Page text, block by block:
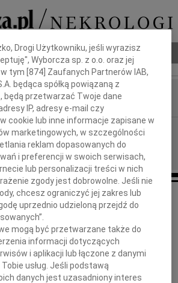
Poradnik pogrzebowy
Warszawa
14.08.2025
Wyrazy głębokiego współczucia
naszej koleżance
Joannie Góreckiej
Drogi Użytkowniku, jeśli wyrazisz
Wyborcza sp. z o.o. oraz jej
tym [874] Zaufanych Partnerów IAB,
będąca spółką powiązaną z
będą przetwarzać Twoje dane
IP, adresy e-mail czy
cookie lub inne informacje zapisane w
marketingowych, w szczególności
reklam dopasowanych do
i preferencji w swoich serwisach,
lub personalizacji treści w nich
zgody jest dobrowolne. Jeśli nie
chcesz ograniczyć jej zakres lub
uprzednio udzieloną przejdź do
mogą być przetwarzane także do
informacji dotyczących
i aplikacji lub łączone z danymi
usług. Jeśli podstawą
danych jest uzasadniony interes